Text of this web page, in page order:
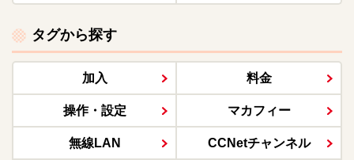
タグから探す
加入 料金
操作・設定 マカフィー
無線LAN CCNetチャンネル